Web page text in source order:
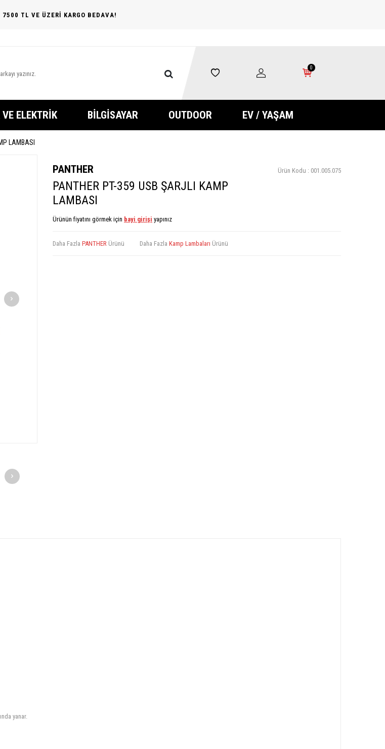
7500 TL VE ÜZERİ KARGO BEDAVA!
0
ELEKTRIK BILGISAYAR OUTDOOR EV / YAŞAM
LAMBASI
PANTHER Ürün Kodu : 001.005.075
PANTHER PT-359 USB ŞARJLI KAMP
LAMBASI
Ürünün fiyatını görmek için bayi girişi yapınız
Daha Fazla PANTHER Ürünü Daha Fazla Kamp Lambaları Ürünü
yanar.